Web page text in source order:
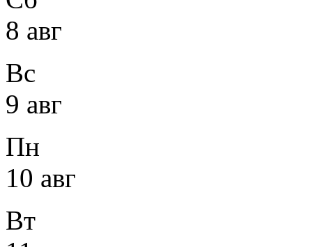
8 авг
Вс
9 авг
Пн
10 авг
Вт